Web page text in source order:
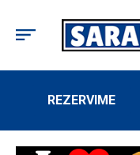
REZERVIME